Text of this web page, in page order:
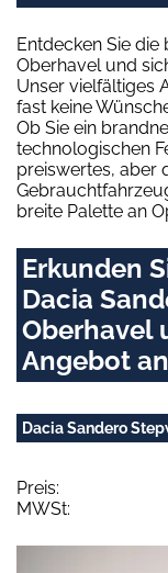
Entdecken Sie
Oberhavel und
Unser vielfältiges
fast keine
Ob Sie ein
technologischen
preiswertes, aber
breite Palette an
Erkunden
Dacia
Oberhavel
Angebot an
Dacia Sandero
Preis:
MWSt: